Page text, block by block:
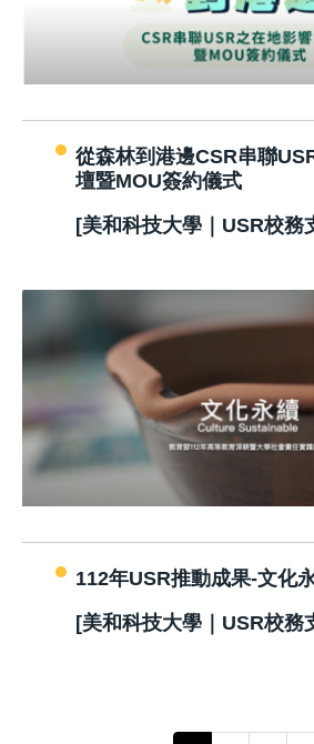
從森林到港邊CSR串聯
壇暨MOU簽約儀式
[美和科技大學｜USR校務
112年USR推動成果-文化
[美和科技大學｜USR校務